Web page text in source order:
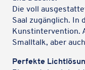
Die voll
Saal zugäng­lich. In
Kunst­in­ter­ven­tion.
Small­talk, aber
Perfekte